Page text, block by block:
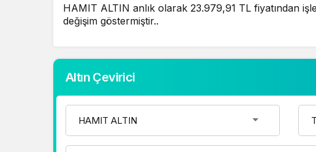
HAMIT ALTIN anlık olarak 23.979,91 TL fiyatından
değişim göstermiştir..
Altın Çevirici